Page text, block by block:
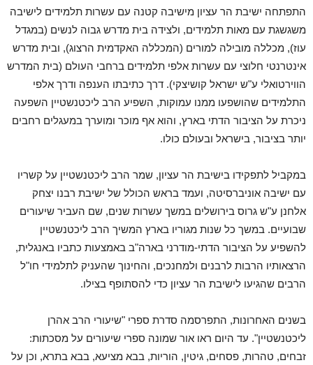
התפתחה ישיבת הר עציון מישיבה קטנה עם עשרות תלמידים לישיבה
משגשגת עם מאות תלמידים, ולצידה בית מדרש גבוה לנשים (במגדל
עוז), מכללה מובילה למורים (המכללה האקדמית הרצוג), ובית מדרש
אינטרנטי חלוצי עם עשרות אלפי תלמידים ברחבי העולם (בית המדרש
הווירטואלי ע"ש ישראל קושיצקי). דרך כתיבתו הענפה ודרך אלפי
התלמידים שהושפעו ממנו עמוקות, השפיע הרב ליכטנשטיין השפעה
ניכרת על הציבור הדתי בארץ, והוא אף מוכר ומוערך במעגלים רחבים
יותר בציבור, בישראל ובעולם כולו.
במקביל לתפקידו בישיבת הר עציון, שמר הרב ליכטנשטיין על קשריו
עם ישיבה אוניברסיטה, ועמד בראש הכולל של ישיבת רבנו יצחק
אלחנן ע"ש גרוס בירושלים במשך עשרות שנים, שם העביר שיעורים
שבועיים. במשך כל שנות מגוריו בארץ המשיך הרב ליכטנשטיין
להשפיע על הציבור הדתי-מודרני בארה"ב באמצעות כתביו באנגלית,
הרצאותיו הרבות לרבנים ולמחנכים, והחינוך שהעניק לתלמידי חו"ל
הרבים שהגיעו לישיבת הר עציון כדי להסתופף בצילו.
בשנים האחרונות, התפרסמה סדרת ספרי "שיעורי הרב אהרן
ליכטנשטיין". עד היום ראו אור שמונה ספרי שיעורים על מסכתות:
זבחים, טהרות, פסחים, גיטין, הוריות, בבא מציעא, בבא בתרא, וכן על